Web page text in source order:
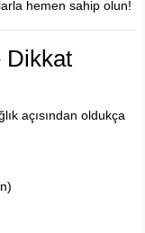
hemen sahip olun!
Dikkat
açısından oldukça